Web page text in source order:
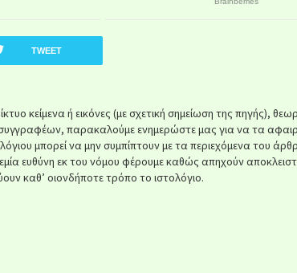
TWEET
κείμενα ή εικόνες (με σχετική σημείωση της πηγής),
παρακαλούμε ενημερώστε μας για να τα
μπορεί να μην συμπίπτουν με τα περιεχόμενα του
ευθύνη εκ του νόμου φέρουμε καθώς απηχούν
καθ’ οιονδήποτε τρόπο το ιστολόγιο.